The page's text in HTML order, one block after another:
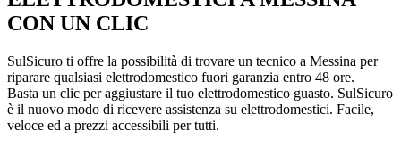
CON UN CLIC
SulSicuro ti offre la possibilità di trovare un tecnico a Messina per
riparare qualsiasi elettrodomestico fuori garanzia entro 48 ore.
Basta un clic per aggiustare il tuo elettrodomestico guasto. SulSicuro
è il nuovo modo di ricevere assistenza su elettrodomestici. Facile,
veloce ed a prezzi accessibili per tutti.